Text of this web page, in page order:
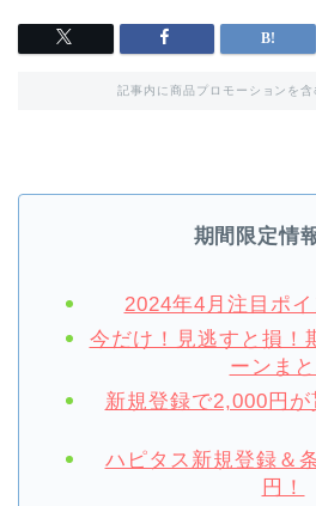
記事内に商品プロモーションを
期間限定情
2024年4月注目ポイ
今だけ！見逃すと損！
ーンま
新規登録で2,000円
ハピタス新規登録＆
円！